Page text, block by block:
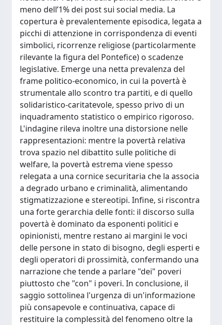
meno dell’1% dei post sui social media. La
copertura è prevalentemente episodica, legata a
picchi di attenzione in corrispondenza di eventi
simbolici, ricorrenze religiose (particolarmente
rilevante la figura del Pontefice) o scadenze
legislative. Emerge una netta prevalenza del
frame politico-economico, in cui la povertà è
strumentale allo scontro tra partiti, e di quello
solidaristico-caritatevole, spesso privo di un
inquadramento statistico o empirico rigoroso.
L'indagine rileva inoltre una distorsione nelle
rappresentazioni: mentre la povertà relativa
trova spazio nel dibattito sulle politiche di
welfare, la povertà estrema viene spesso
relegata a una cornice securitaria che la associa
a degrado urbano e criminalità, alimentando
stigmatizzazione e stereotipi. Infine, si riscontra
una forte gerarchia delle fonti: il discorso sulla
povertà è dominato da esponenti politici e
opinionisti, mentre restano ai margini le voci
delle persone in stato di bisogno, degli esperti e
degli operatori di prossimità, confermando una
narrazione che tende a parlare "dei" poveri
piuttosto che "con" i poveri. In conclusione, il
saggio sottolinea l'urgenza di un'informazione
più consapevole e continuativa, capace di
restituire la complessità del fenomeno oltre la